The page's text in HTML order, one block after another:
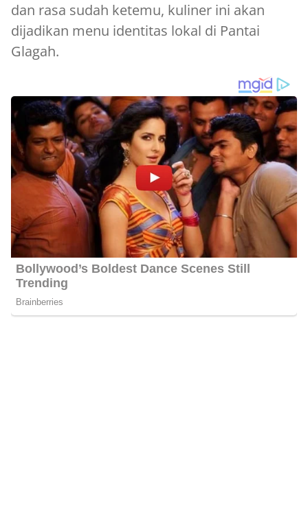
dan rasa sudah ketemu, kuliner ini akan
dijadikan menu identitas lokal di Pantai
Glagah.